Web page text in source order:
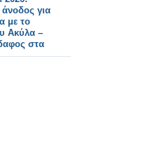
άνοδος για
με το
Ακύλα –
στα